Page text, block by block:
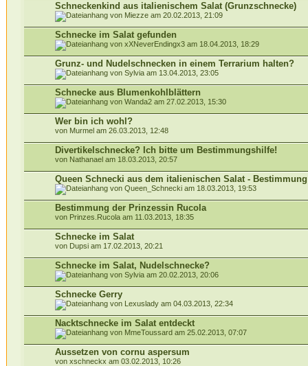
Schneckenkind aus italienischem Salat (Grunzschnecke)
von Miezze am 20.02.2013, 21:09
Schnecke im Salat gefunden
von xXNeverEndingx3 am 18.04.2013, 18:29
Grunz- und Nudelschnecken in einem Terrarium halten?
von Sylvia am 13.04.2013, 23:05
Schnecke aus Blumenkohlblättern
von Wanda2 am 27.02.2013, 15:30
Wer bin ich wohl?
von Murmel am 26.03.2013, 12:48
Divertikelschnecke? Ich bitte um Bestimmungshilfe!
von Nathanael am 18.03.2013, 20:57
Queen Schnecki aus dem italienischen Salat - Bestimmung
von Queen_Schnecki am 18.03.2013, 19:53
Bestimmung der Prinzessin Rucola
von Prinzes.Rucola am 11.03.2013, 18:35
Schnecke im Salat
von Dupsi am 17.02.2013, 20:21
Schnecke im Salat, Nudelschnecke?
von Sylvia am 20.02.2013, 20:06
Schnecke Gerry
von Lexuslady am 04.03.2013, 22:34
Nacktschnecke im Salat entdeckt
von MmeToussard am 25.02.2013, 07:07
Aussetzen von cornu aspersum
von xschneckx am 03.02.2013, 10:26